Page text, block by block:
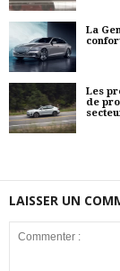
La
Les
de
LAISSER UN